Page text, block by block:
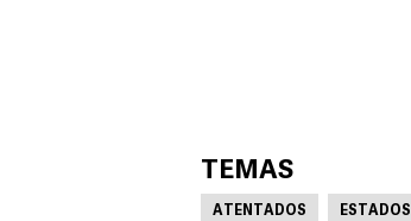
TEMAS
ATENTADOS ESTADOS